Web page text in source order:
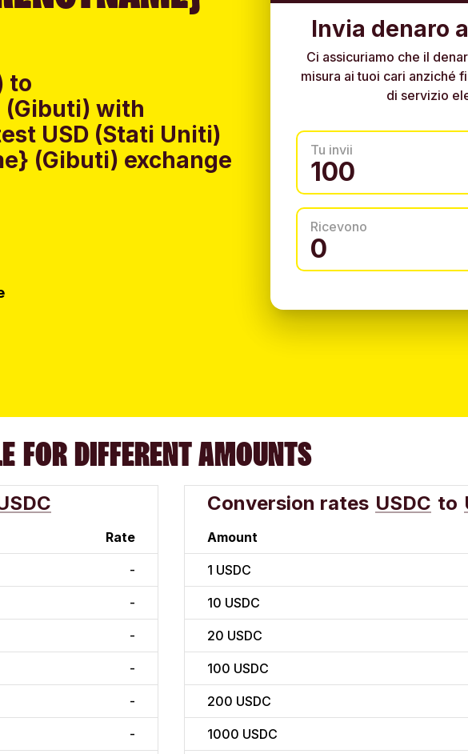
to
with
USD (Stati Uniti)
(Gibuti) exchange
Invia denaro
Ci assicuriamo che il
misura ai tuoi cari anziché
di servizio
Tu invii
Ricevono
FOR DIFFERENT AMOUNTS
Rate
-
-
-
-
-
-
Conversion rates USDC to
Amount
1 USDC
10 USDC
20 USDC
100 USDC
200 USDC
1000 USDC